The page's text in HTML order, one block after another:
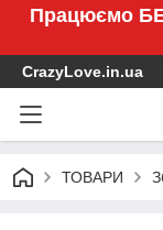
Працюємо
CrazyLove.in.ua
ТОВАРИ